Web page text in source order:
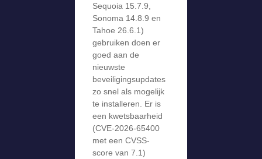
Sequoia 15.7.9,
Sonoma 14.8.9 en
Tahoe 26.6.1)
gebruiken doen er
goed aan de
nieuwste
beveiligingsupdates
zo snel als mogelijk
te installeren. Er is
een kwetsbaarheid
(CVE-2026-65400
met een CVSS-
score van 7.1)